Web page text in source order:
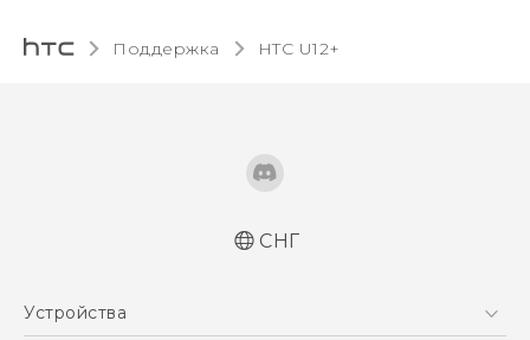
Поддержка HTC U12+‎
Русский - Руководство по безопасности и
СНГ
Устройства